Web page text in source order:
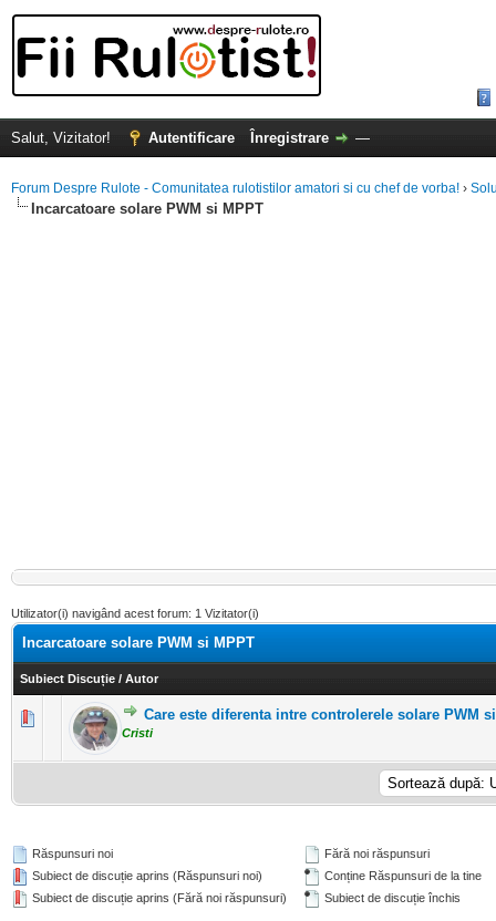
Salut, Vizitator! Autentificare Înregistrare —
Forum Despre Rulote - Comunitatea rulotistilor amatori si cu chef de vorba! ›
Incarcatoare solare PWM si MPPT
Utilizator(i) navigând acest forum: 1 Vizitator(i)
Incarcatoare solare PWM si MPPT
Subiect Discuție / Autor
Care este diferenta intre controlerele solare PWM
Cristi0 Evaluări - 0 din 5 în medie
Răspunsuri noi
Subiect de discuție aprins (Răspunsuri noi)
Subiect de discuție aprins (Fără noi răspunsuri)
Fără noi răspunsuri
Conține Răspunsuri de la tine
Subiect de discuție închis